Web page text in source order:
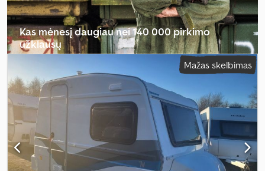
Kas mėnesį daugiau nei 140 000 pirkimo
užklausų
Pasirinkite prekybininko paketąMažas skelbimas